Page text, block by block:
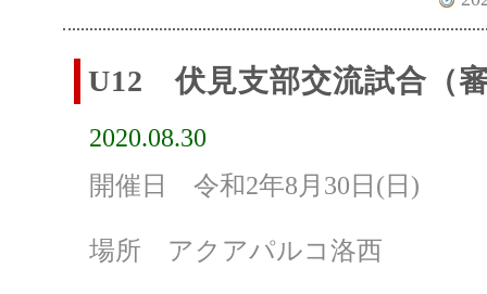
U12 伏見支部交流試合（
2020.08.30
開催日 令和2年8月30日(日)
場所 アクアパルコ洛西